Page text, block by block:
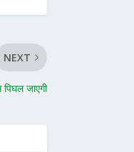
NEXT
जाएगी